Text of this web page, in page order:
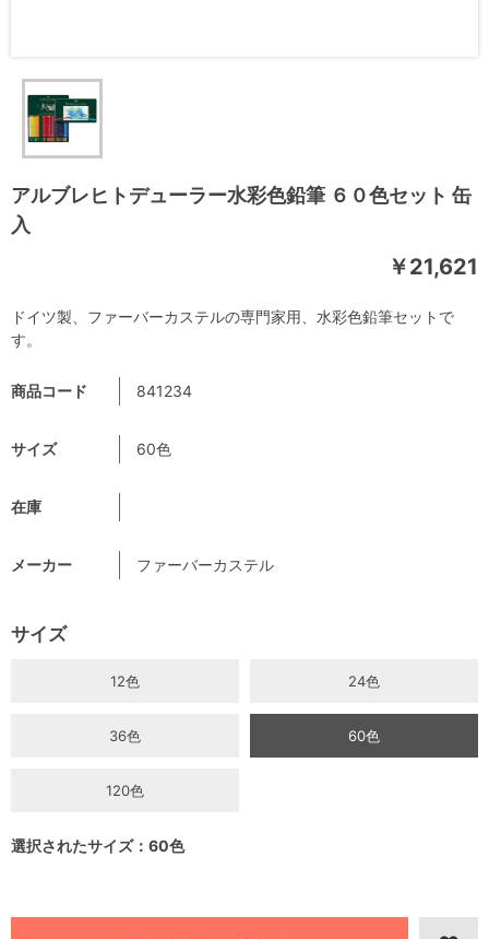
アルブレヒトデューラー水彩色鉛筆 ６０色セット 缶
入
￥21,621
商品コード 841234
サイズ 60色
在庫
メーカー ファーバーカステル
サイズ
12色 24色
36色 60色
120色
選択されたサイズ：60色
ドイツ製、ファーバーカステルの専門家用、水彩色鉛筆セットで
す。